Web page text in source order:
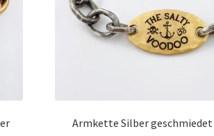
Armkette Silber